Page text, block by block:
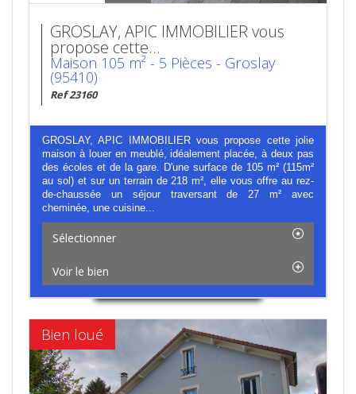
GROSLAY, APIC IMMOBILIER vous
propose cette...
Maison 105 m² - 5 Pièces - Groslay
(95410)
Ref 23160
GROSLAY, APIC IMMOBILIER vous propose cette jolie
maison à louer en meublé, idéalement placée, à deux pas
des écoles et de la gare. D'une surface de 105 m² (115m²
au sol) et sur un terrain de 218 m², elle vous offre au rez-
de-chaussée un séjour traversant de 27 m² avec
cheminée, une cuisine...
Sélectionner
Voir le bien
Bien loué